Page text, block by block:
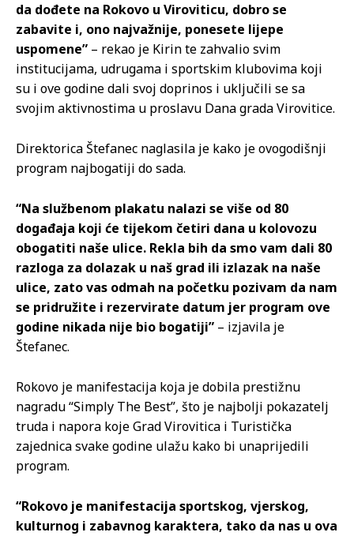
da dođete na Rokovo u Viroviticu, dobro se
zabavite i, ono najvažnije, ponesete lijepe
uspomene” – rekao je Kirin te zahvalio svim
institucijama, udrugama i sportskim klubovima koji
su i ove godine dali svoj doprinos i uključili se sa
svojim aktivnostima u proslavu Dana grada Virovitice.
Direktorica Štefanec naglasila je kako je ovogodišnji
program najbogatiji do sada.
“Na službenom plakatu nalazi se više od 80
događaja koji će tijekom četiri dana u kolovozu
obogatiti naše ulice. Rekla bih da smo vam dali 80
razloga za dolazak u naš grad ili izlazak na naše
ulice, zato vas odmah na početku pozivam da nam
se pridružite i rezervirate datum jer program ove
godine nikada nije bio bogatiji” – izjavila je
Štefanec.
Rokovo je manifestacija koja je dobila prestižnu
nagradu “Simply The Best”, što je najbolji pokazatelj
truda i napora koje Grad Virovitica i Turistička
zajednica svake godine ulažu kako bi unaprijedili
program.
“Rokovo je manifestacija sportskog, vjerskog,
kulturnog i zabavnog karaktera, tako da nas u ova